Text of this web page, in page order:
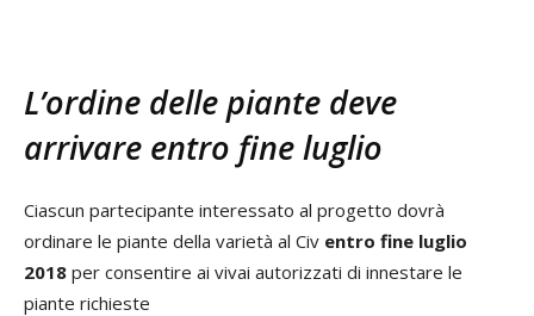
L’ordine delle piante deve
arrivare entro fine luglio
Ciascun partecipante interessato al progetto dovrà
ordinare le piante della varietà al Civ entro fine luglio
2018 per consentire ai vivai autorizzati di innestare le
piante richieste